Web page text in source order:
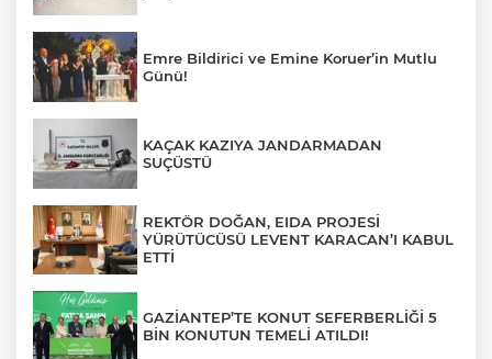
Emre Bildirici ve Emine Koruer’in Mutlu
Günü!
KAÇAK KAZIYA JANDARMADAN
SUÇÜSTÜ
REKTÖR DOĞAN, EIDA PROJESİ
YÜRÜTÜCÜSÜ LEVENT KARACAN’I KABUL
ETTİ
GAZİANTEP’TE KONUT SEFERBERLİĞİ 5
BİN KONUTUN TEMELİ ATILDI!